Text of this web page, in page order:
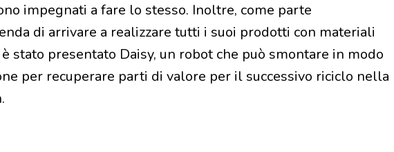
impegnati a fare lo stesso. Inoltre, come parte
di arrivare a realizzare tutti i suoi prodotti con materiali
stato presentato Daisy, un robot che può smontare in modo
per recuperare parti di valore per il successivo riciclo nella